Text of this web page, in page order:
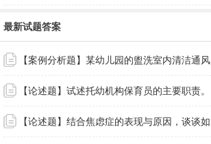
最新试题答案
【案例分析题】某幼儿园的盥洗室内清洁通风
【论述题】试述托幼机构保育员的主要职责。
【论述题】结合焦虑症的表现与原因，谈谈如